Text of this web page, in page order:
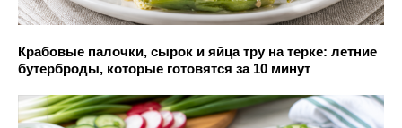
Крабовые палочки, сырок и яйца тру на терке: летние
бутерброды, которые готовятся за 10 минут